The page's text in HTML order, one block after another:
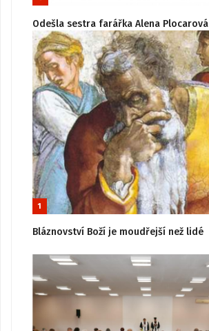
Odešla sestra farářka Alena Plocarová
1
Bláznovství Boží je moudřejší než lidé